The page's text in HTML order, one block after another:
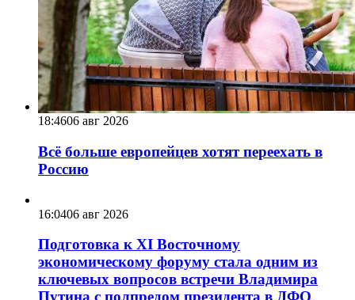
18:4606 авг 2026
Всё больше европейцев хотят переехать в
Россию
16:0406 авг 2026
Подготовка к XI Восточному
экономическому форуму стала одним из
ключевых вопросов встречи Владимира
Путина с полпредом президента в ДФО